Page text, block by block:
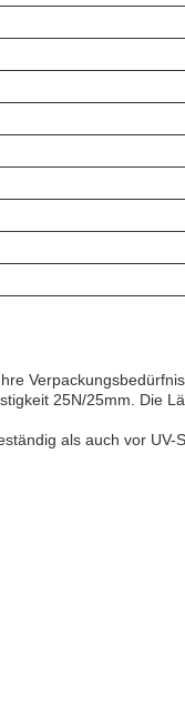
25N/25mm. Die
als auch vor